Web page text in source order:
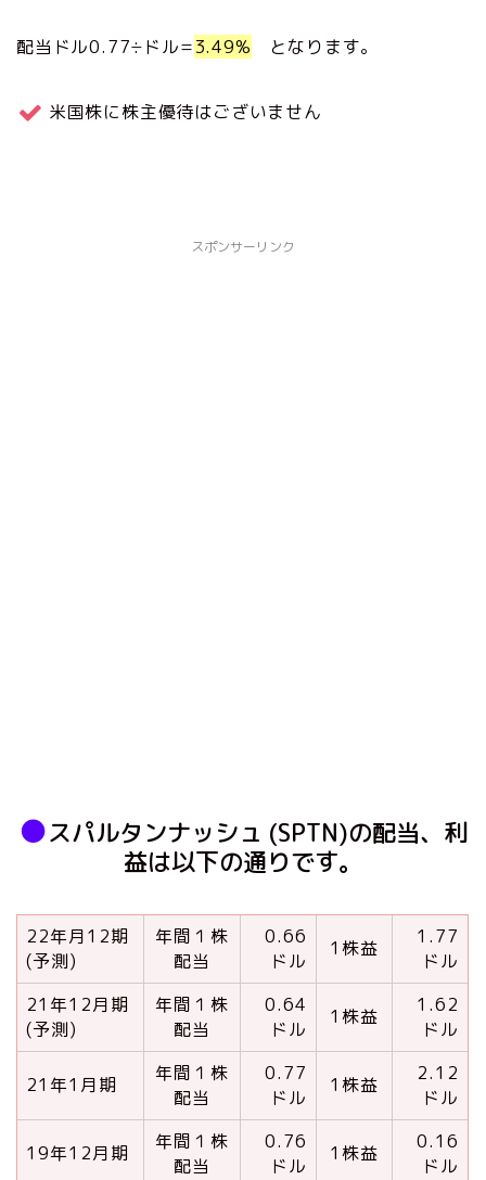
配当ドル0.77÷ドル=3.49% となります。
米国株に株主優待はございません
スポンサーリンク
●スパルタンナッシュ (SPTN)の配当、利
益は以下の通りです。
22年月12期
(予測)
年間１株
配当
0.66
ドル
1株益
1.77
ドル
21年12月期
(予測)
年間１株
配当
0.64
ドル
1株益
1.62
ドル
21年1月期
年間１株
配当
0.77
ドル
1株益
2.12
ドル
19年12月期
年間１株
配当
0.76
ドル
1株益
0.16
ドル